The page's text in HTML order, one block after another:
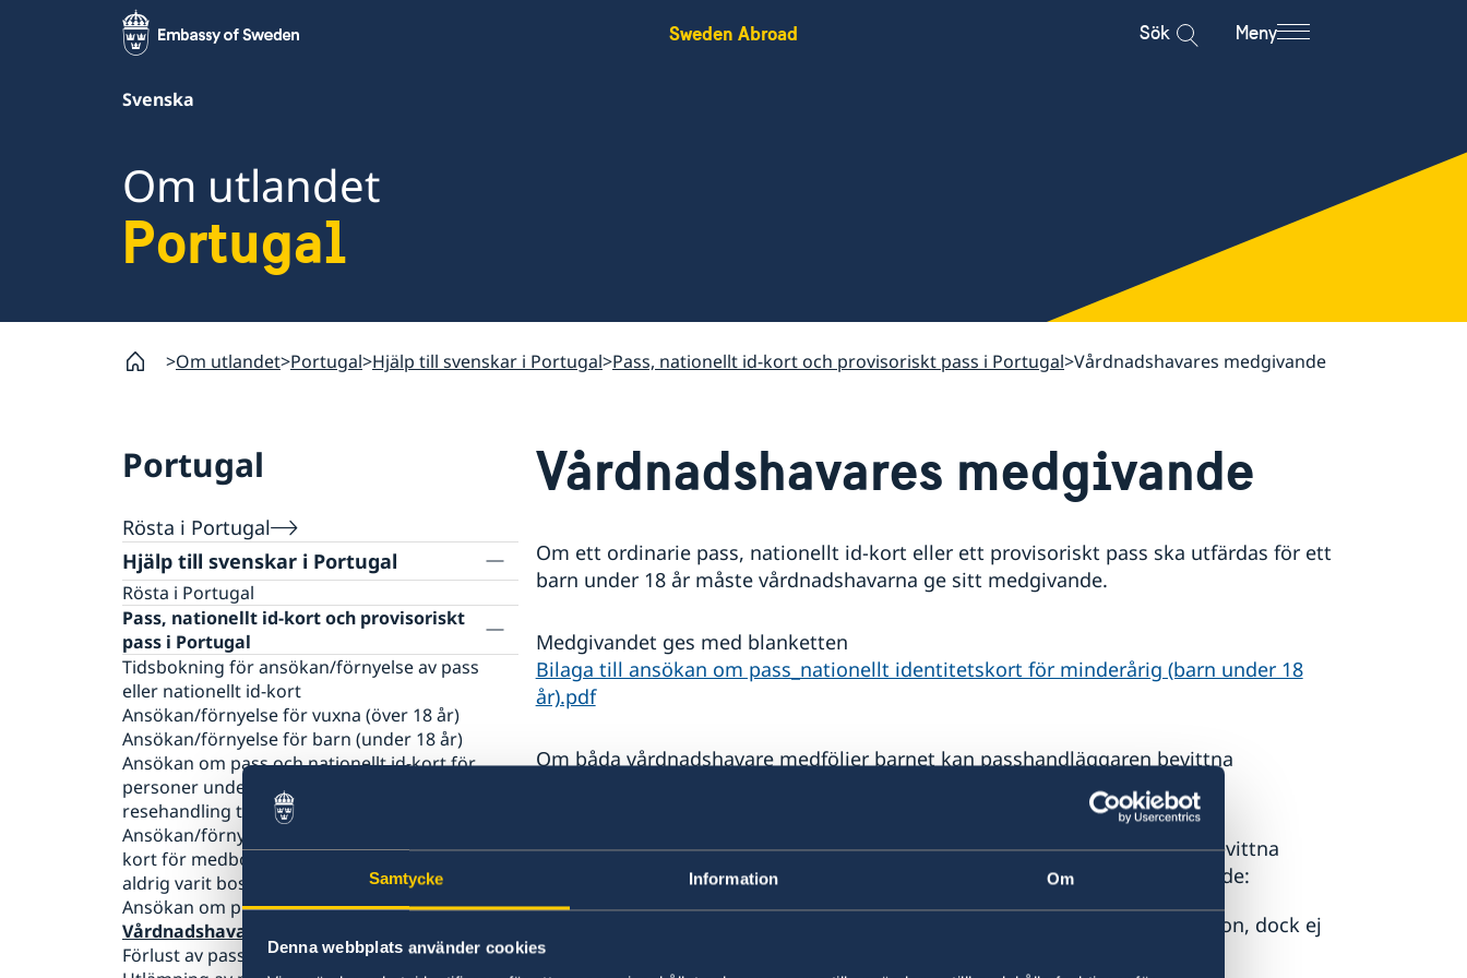
Samtycke Information Om
Denna webbplats använder cookies
Sweden Abroad Sök Meny
Svenska
Om utlandet
Portugal
Om utlandet Portugal Hjälp till svenskar i Portugal Pass, nationellt id-kort och provisoriskt pass i Portugal Vårdnadshavares medgivande
Portugal
Rösta i Portugal
Hjälp till svenskar i Portugal
Rösta i Portugal
Pass, nationellt id-kort och provisoriskt
pass i Portugal
Tidsbokning för ansökan/förnyelse av pass
eller nationellt id-kort
Ansökan/förnyelse för vuxna (över 18 år)
Ansökan/förnyelse för barn (under 18 år)
Ansökan om pass och nationellt id-kort för
personer under 18 år som inte haft svensk
resehandling tidigare
Ansökan/förnyelse av pass och nationellt id-
kort för medborgare mellan 18 och 22 år som
aldrig varit bosatta i Sverige
Ansökan om provisoriskt pass
Vårdnadshavares medgivande
Förlust av pass eller nationellt id-kort
Vårdnadshavares medgivande
Om ett ordinarie pass, nationellt id-kort eller ett provisoriskt pass ska utfärdas för ett
barn under 18 år måste vårdnadshavarna ge sitt medgivande.
Medgivandet ges med blanketten
Bilaga till ansökan om pass_nationellt identitetskort för minderårig (barn under 18
år).pdf
Om båda vårdnadshavare medföljer barnet kan passhandläggaren bevittna
Om endast en vårdnadshavare medföljer barnet kan passhandläggaren bevittna
dennes namnteckning. För den frånvarande vårdnadshavaren gäller följande:
Vårdnadshavarens namnteckning ska bevittnas av myndig privatperson, dock ej